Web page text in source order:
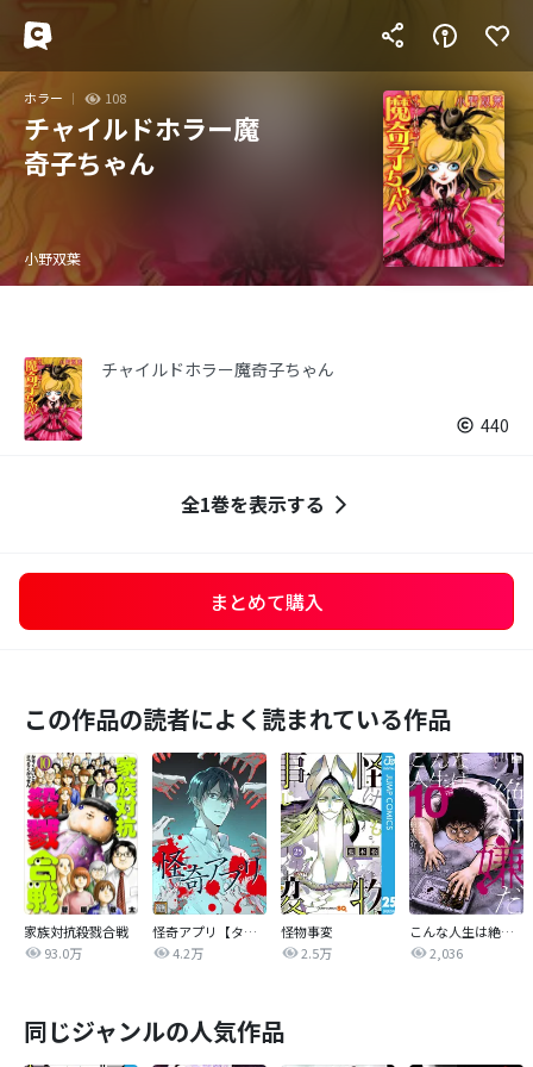
ホラー 108
チャイルドホラー魔
奇子ちゃん
小野双葉
チャイルドホラー魔奇子ちゃん
440
全1巻を表示する
まとめて購入
この作品の読者によく読まれている作品
家族対抗殺戮合戦
93.0万
怪奇アプリ【タテヨミ】
4.2万
怪物事変
2.5万
こんな人生は絶対嫌だ
2,036
同じジャンルの人気作品